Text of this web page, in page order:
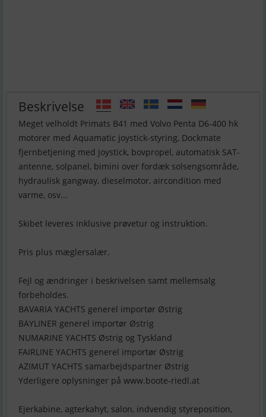
Beskrivelse
Meget velholdt Primats B41 med Volvo Penta D6-400 hk
motorer med Aquamatic joystick-styring, Dockmate
fjernbetjening med joystick, bovpropel, automatisk SAT-
antenne, solpanel, bimini over fordæk solsengsområde,
hydraulisk gangway, dieselmotor, aircondition med
varme, osv...
Skibet leveres inklusive prøvetur og instruktion.
Pris plus mæglersalær.
Fejl og ændringer i beskrivelsen samt mellemsalg
forbeholdes.
BAVARIA YACHTS generel importør Østrig
BAYLINER generel importør Østrig
NUMARINE YACHTS Østrig og Tyskland
FAIRLINE YACHTS generel importør Østrig
AZIMUT YACHTS samarbejdspartner Østrig
Yderligere oplysninger på www.boote-riedl.at
Ejerkabine, agterkahyt, salon, indvendig styreposition,